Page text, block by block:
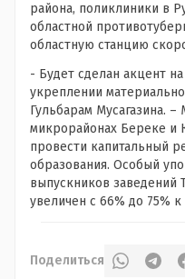
района, поликлиники в
областной
областную станцию
- Будет сделан акцент
укреплении
Гульбарам Мусагазина.
микрорайонах Береке и
провести капитальный
образования. Особый
выпускников заведений
увеличен с 66% до 75% к
Поделиться